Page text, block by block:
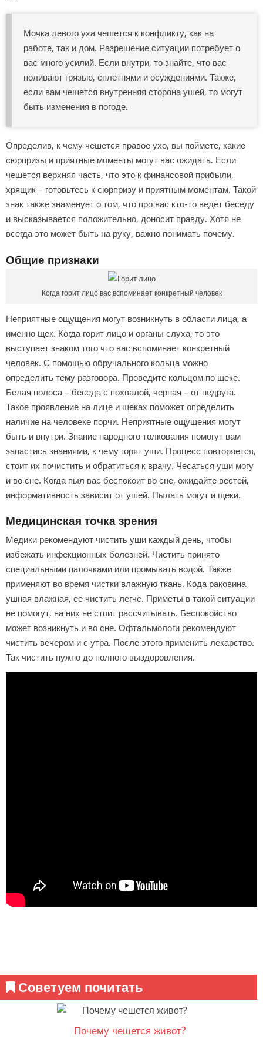
Мочка левого уха чешется к конфликту, как на
работе, так и дом. Разрешение ситуации потребует о
вас много усилий. Если внутри, то знайте, что вас
поливают грязью, сплетнями и осуждениями. Также,
если вам чешется внутренняя сторона ушей, то могут
быть изменения в погоде.
Определив, к чему чешется правое ухо, вы поймете, какие
сюрпризы и приятные моменты могут вас ожидать. Если
чешется верхняя часть, что это к финансовой прибыли,
хрящик – готовьтесь к сюрпризу и приятным моментам. Такой
знак также знаменует о том, что про вас кто-то ведет беседу
и высказывается положительно, доносит правду. Хотя не
всегда это может быть на руку, важно понимать почему.
Общие признаки
Когда горит лицо вас вспоминает конкретный человек
Неприятные ощущения могут возникнуть в области лица, а
именно щек. Когда горит лицо и органы слуха, то это
выступает знаком того что вас вспоминает конкретный
человек. С помощью обручального кольца можно
определить тему разговора. Проведите кольцом по щеке.
Белая полоса – беседа с похвалой, черная – от недруга.
Такое проявление на лице и щеках поможет определить
наличие на человеке порчи. Неприятные ощущения могут
быть и внутри. Знание народного толкования помогут вам
запастись знаниями, к чему горят уши. Процесс повторяется,
стоит их почистить и обратиться к врачу. Чесаться уши могу
и во сне. Когда пыл вас беспокоит во сне, ожидайте вестей,
информативность зависит от ушей. Пылать могут и щеки.
Медицинская точка зрения
Медики рекомендуют чистить уши каждый день, чтобы
избежать инфекционных болезней. Чистить принято
специальными палочками или промывать водой. Также
применяют во время чистки влажную ткань. Кода раковина
ушная влажная, ее чистить легче. Приметы в такой ситуации
не помогут, на них не стоит рассчитывать. Беспокойство
может возникнуть и во сне. Офтальмологи рекомендуют
чистить вечером и с утра. После этого применить лекарство.
Так чистить нужно до полного выздоровления.
Советуем почитать
Почему чешется живот?